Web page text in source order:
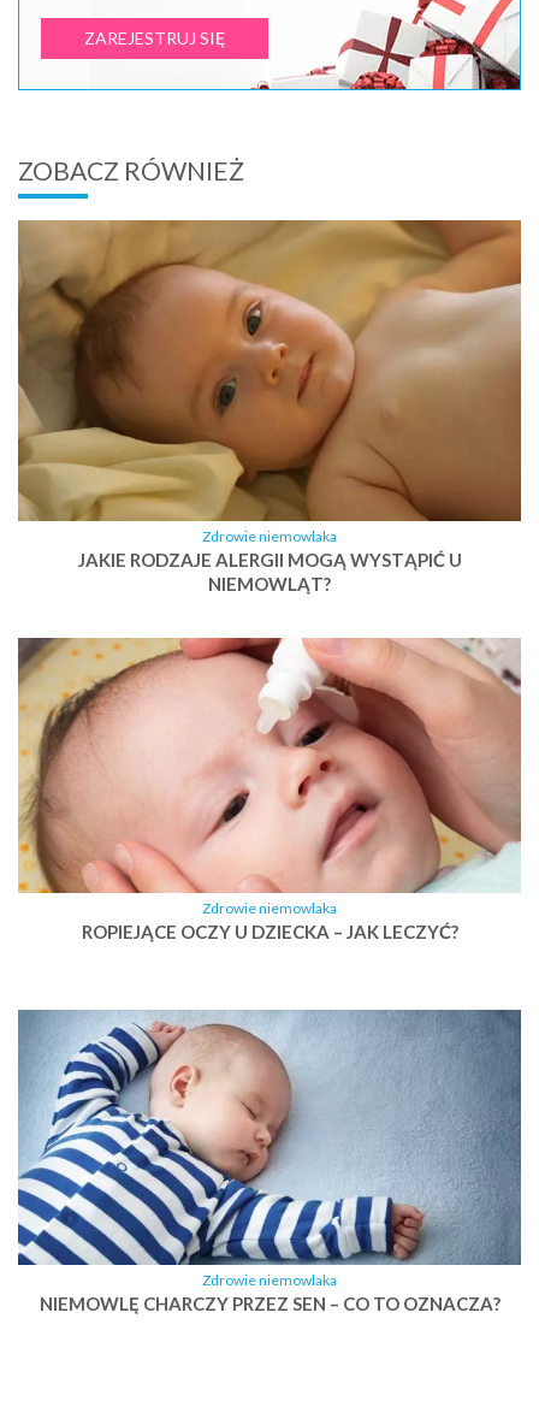
ZAREJESTRUJ SIĘ
ZOBACZ RÓWNIEŻ
Zdrowie niemowlaka
JAKIE RODZAJE ALERGII MOGĄ WYSTĄPIĆ U
NIEMOWLĄT?
Zdrowie niemowlaka
ROPIEJĄCE OCZY U DZIECKA – JAK LECZYĆ?
Zdrowie niemowlaka
NIEMOWLĘ CHARCZY PRZEZ SEN – CO TO OZNACZA?